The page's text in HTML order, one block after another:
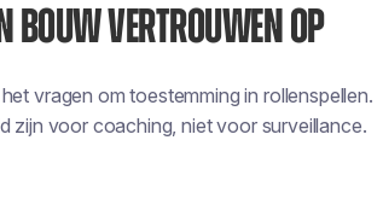
BOUW VERTROUWEN OP
vragen om toestemming in rollenspellen.
zijn voor coaching, niet voor surveillance.